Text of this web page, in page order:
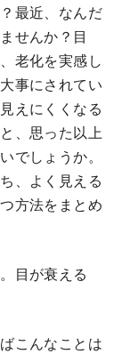
最近、なんだ
せんか？目
老化を実感し
事にされてい
えにくくなる
、思った以上
でしょうか。
、よく見える
方法をまとめ
目が衰える
こんなことは